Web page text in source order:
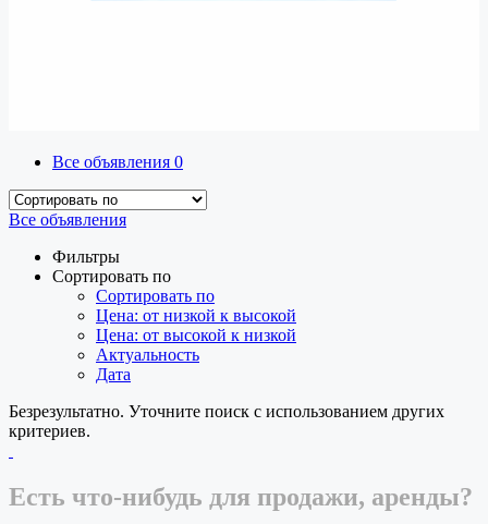
Все объявления 0
Все объявления
Фильтры
Сортировать по
Сортировать по
Цена: от низкой к высокой
Цена: от высокой к низкой
Актуальность
Дата
Безрезультатно. Уточните поиск с использованием других
критериев.
Есть что-нибудь для продажи, аренды?